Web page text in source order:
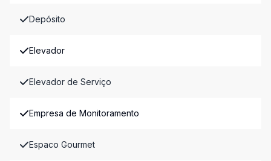
Depósito
Elevador
Elevador de Serviço
Empresa de Monitoramento
Espaco Gourmet